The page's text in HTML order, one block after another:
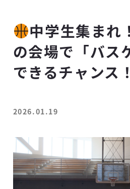
中学生集まれ
の会場で「バス
できるチャンス！
投稿日
2026.01.19